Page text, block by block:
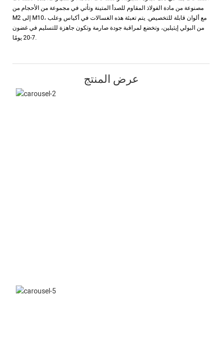
مصنوعة من مادة الفولاذ المقاوم للصدأ المتينة وتأتي في مجموعة من الأحجام من
M2 إلى M10، مع ألوان قابلة للتخصيص. يتم تعبئة هذه الغسالات في أكياس وعلب
من البولي إيثيلين، وتخضع لمراقبة جودة صارمة وتكون جاهزة للتسليم في غضون
7-20 يومًا.
عرض المنتج